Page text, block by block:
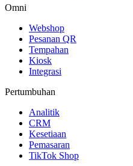
Omni
Webshop
Pesanan QR
Tempahan
Kiosk
Integrasi
Pertumbuhan
Analitik
CRM
Kesetiaan
Pemasaran
TikTok Shop